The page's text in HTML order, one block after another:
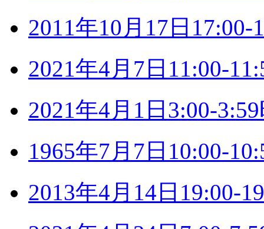
2011年10月17日
2021年4月7日11:00-
2021年4月1日3:00-
1965年7月7日10:00-
2013年4月14日19:00-